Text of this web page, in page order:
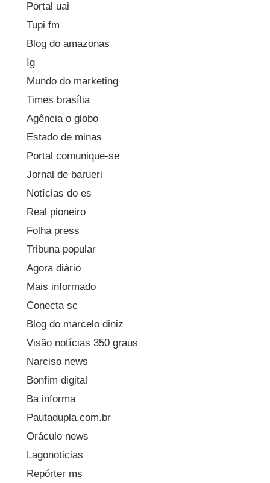
Portal uai
Tupi fm
Blog do amazonas
Ig
Mundo do marketing
Times brasília
Agência o globo
Estado de minas
Portal comunique-se
Jornal de barueri
Notícias do es
Real pioneiro
Folha press
Tribuna popular
Agora diário
Mais informado
Conecta sc
Blog do marcelo diniz
Visão notícias 350 graus
Narciso news
Bonfim digital
Ba informa
Pautadupla.com.br
Oráculo news
Lagonoticias
Repórter ms